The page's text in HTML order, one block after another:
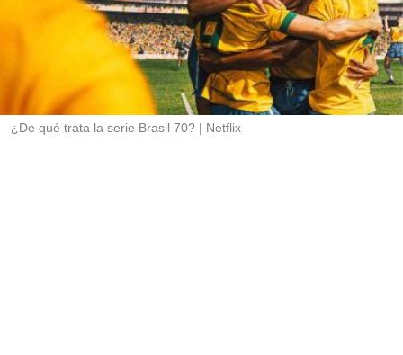
p
r
¿De qué trata la serie Brasil 70? Netflix